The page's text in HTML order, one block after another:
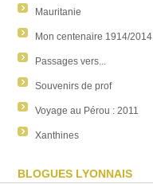
Mauritanie
Mon centenaire 1914/2014
Passages vers...
Souvenirs de prof
Voyage au Pérou : 2011
Xanthines
BLOGUES LYONNAIS